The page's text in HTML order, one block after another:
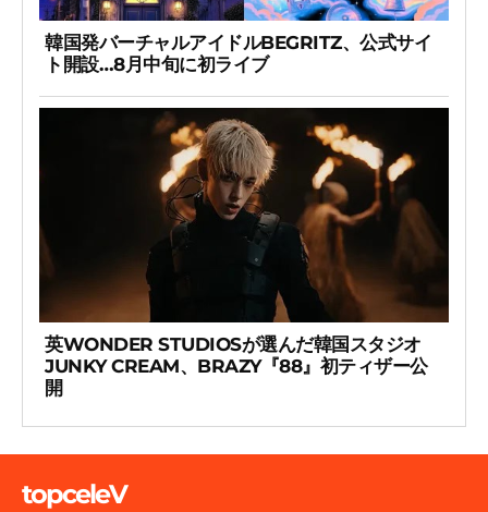
韓国発バーチャルアイドルBEGRITZ、公式サイ
ト開設…8月中旬に初ライブ
英WONDER STUDIOSが選んだ韓国スタジオ
JUNKY CREAM、BRAZY『88』初ティザー公
開
topceleV